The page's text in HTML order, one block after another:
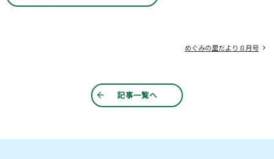
めぐみの里だより８月号
記事一覧へ